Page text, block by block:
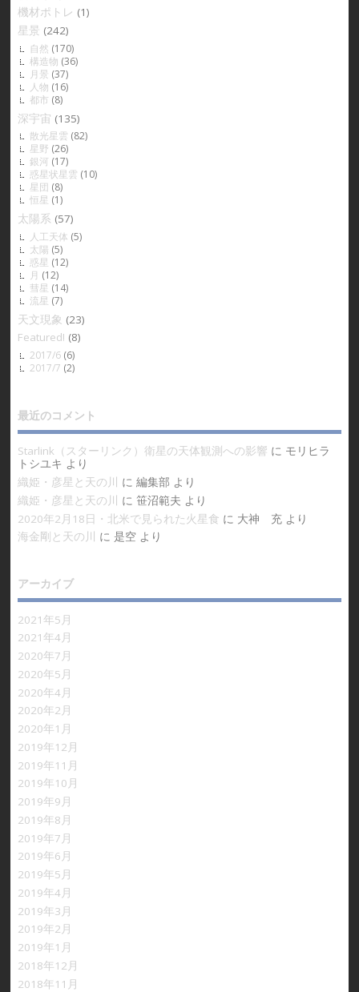
機材ポトレ (1)
星景 (242)
自然 (170)
構造物 (36)
月景 (37)
人物 (16)
都市 (8)
深宇宙 (135)
散光星雲 (82)
星野 (26)
銀河 (17)
惑星状星雲 (10)
星団 (8)
恒星 (1)
太陽系 (57)
人工天体 (5)
太陽 (5)
惑星 (12)
月 (12)
彗星 (14)
流星 (7)
天文現象 (23)
Featured! (8)
2017/6(6)
2017/7 (2)
最近のコメント
Starlink（スターリンク）衛星の天体観測への影響 に モリヒラ
トシユキ より
織姫・彦星と天の川
に 編集部 より
織姫・彦星と天の川
に 笹沼範夫 より
2020年2月18日・北米で見られた火星食 に 大神 充より
海金剛と天の川
に 是空より
アーカイブ
2021年5月
2021年4月
2020年7月
2020年5月
2020年4月
2020年2月
2020年1月
2019年12月
2019年11月
2019年10月
2019年9月
2019年8月
2019年7月
2019年6月
2019年5月
2019年4月
2019年3月
2019年2月
2019年1月
2018年12月
2018年11月